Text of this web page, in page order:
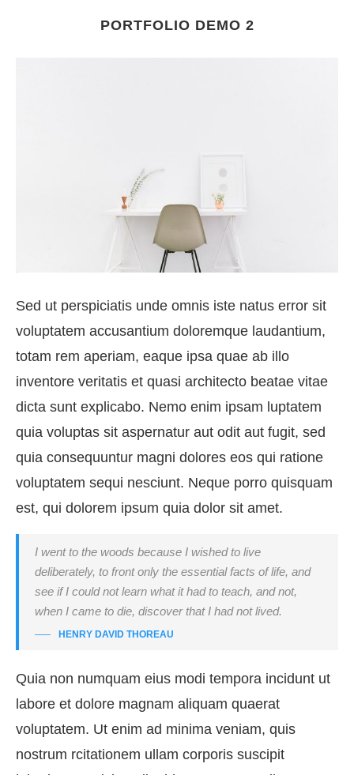
PORTFOLIO DEMO 2
Sed ut perspiciatis unde omnis iste natus error sit
voluptatem accusantium doloremque laudantium,
totam rem aperiam, eaque ipsa quae ab illo
inventore veritatis et quasi architecto beatae vitae
dicta sunt explicabo. Nemo enim ipsam luptatem
quia voluptas sit aspernatur aut odit aut fugit, sed
quia consequuntur magni dolores eos qui ratione
voluptatem sequi nesciunt. Neque porro quisquam
est, qui dolorem ipsum quia dolor sit amet.
I went to the woods because I wished to live
deliberately, to front only the essential facts of life, and
see if I could not learn what it had to teach, and not,
when I came to die, discover that I had not lived.
HENRY DAVID THOREAU
Quia non numquam eius modi tempora incidunt ut
labore et dolore magnam aliquam quaerat
voluptatem. Ut enim ad minima veniam, quis
nostrum rcitationem ullam corporis suscipit